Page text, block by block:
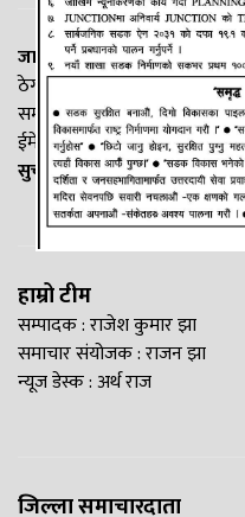
जानकी न्यूज नेटवर्क
ठेगाना: लक्ष्मीनियाँ -७, मधेश प्रदेश
सम्पर्क नं. : +977-9844100829
ईमेल:
सुचना विभाग दर्ता नं. २५४०/
हाम्रो टीम
सम्पादक : राजेश कुमार झा
समाचार संयोजक : राजन झा
न्यूज डेस्क : अर्थ राज
जिल्ला समाचारदाता